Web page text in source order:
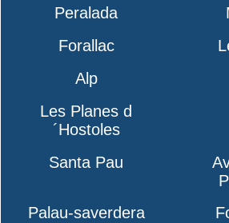
Peralada
Forallac
Alp
Les Planes d
´Hostoles
Santa Pau
Palau-saverdera